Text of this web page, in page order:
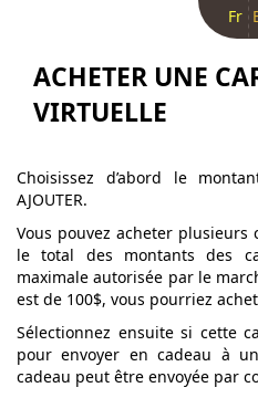
Fr
ACHETER UNE
VIRTUELLE
Choisissez d’abord le
AJOUTER.
Vous pouvez acheter
le total des montants des
maximale autorisée par le
est de 100$, vous pourriez
Sélectionnez ensuite si cette
pour envoyer en cadeau à
cadeau peut être envoyée par